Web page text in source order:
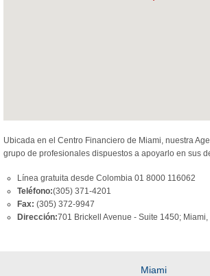
Ubicada en el Centro Financiero de Miami, nuestra
grupo de profesionales dispuestos a apoyarlo en sus
Línea gratuita desde Colombia 01 8000 116062
Teléfono:(305) 371-4201
Fax: (305) 372-9947
Dirección:701 Brickell Avenue - Suite 1450; Miami,
Miami